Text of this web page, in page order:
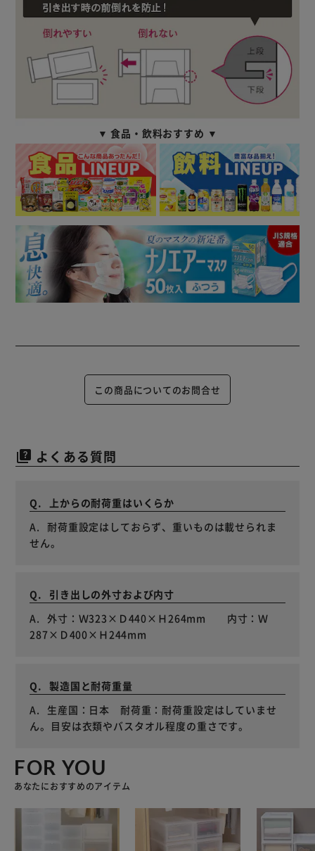
▼ 食品・飲料おすすめ ▼
この商品についてのお問合せ
quiz よくある質問
上からの耐荷重はいくらか
耐荷重設定はしておらず、重いものは載せられま
せん。
引き出しの外寸および内寸
外寸：Ｗ323×Ｄ440×Ｈ264mm 内寸：Ｗ
287×Ｄ400×Ｈ244mm
製造国と耐荷重量
生産国：日本 耐荷重：耐荷重設定はしていませ
ん。目安は衣類やバスタオル程度の重さです。
FOR YOU
あなたにおすすめのアイテム